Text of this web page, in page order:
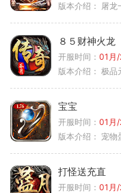
版本介绍： 屠龙
８５财神火龙
开服时间： 01月/
版本介绍： 极品
宝宝
开服时间： 01月/
版本介绍： 宠物
打怪送充直
开服时间： 01月/